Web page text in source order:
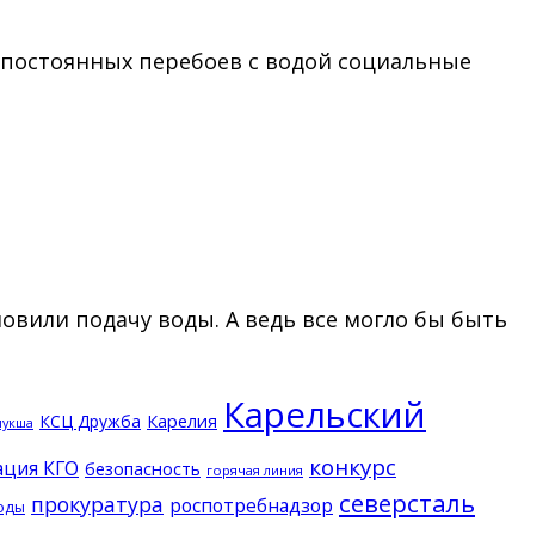
перебоев с водой социальные
подачу воды. А ведь все могло бы быть
КСЦ Дружба Карелия Карельский
КГО безопасность горячая линия конкурс
прокуратура роспотребнадзор северсталь